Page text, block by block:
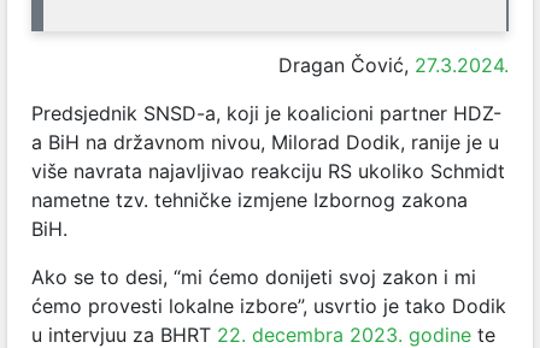
Dragan Čović, 27.3.2024.
Predsjednik SNSD-a, koji je koalicioni partner HDZ-
a BiH na državnom nivou, Milorad Dodik, ranije je u
više navrata najavljivao reakciju RS ukoliko Schmidt
nametne tzv. tehničke izmjene Izbornog zakona
BiH.
Ako se to desi, “mi ćemo donijeti svoj zakon i mi
ćemo provesti lokalne izbore”, usvrtio je tako Dodik
u intervjuu za BHRT 22. decembra 2023. godine te